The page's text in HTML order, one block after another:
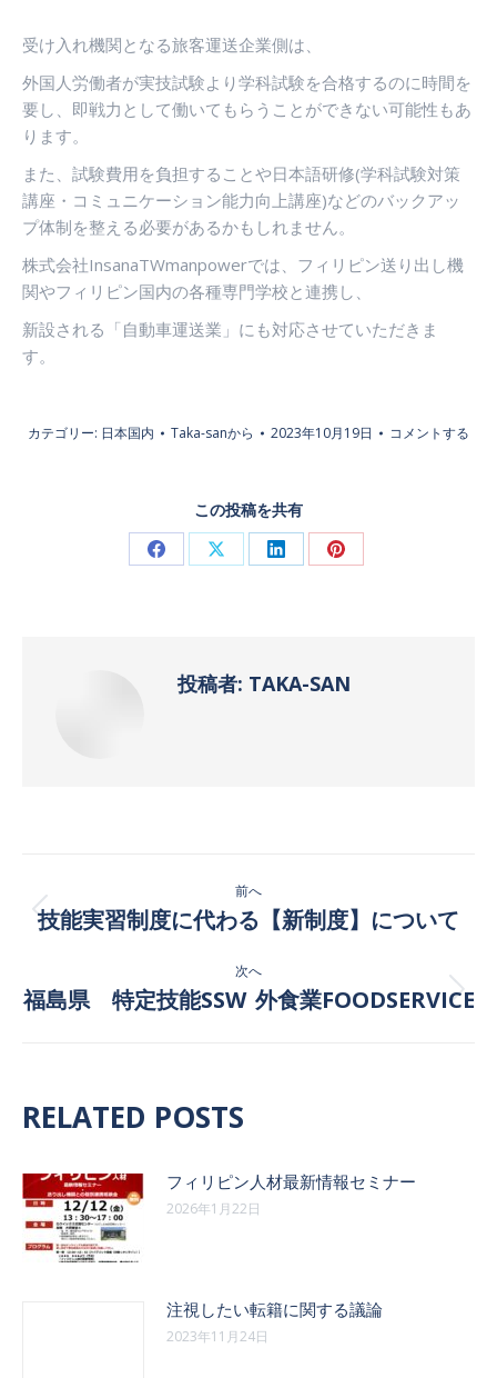
受け入れ機関となる旅客運送企業側は、
外国人労働者が実技試験より学科試験を合格するのに時間を
要し、即戦力として働いてもらうことができない可能性もあ
ります。
また、試験費用を負担することや日本語研修(学科試験対策
講座・コミュニケーション能力向上講座)などのバックアッ
プ体制を整える必要があるかもしれません。
株式会社InsanaTWmanpowerでは、フィリピン送り出し機
関やフィリピン国内の各種専門学校と連携し、
新設される「自動車運送業」にも対応させていただきま
す。
カテゴリー: 日本国内 Taka-sanから 2023年10月19日 コメントする
この投稿を共有
Facebook
X
LinkedInPinterest
投稿者: TAKA-SAN
稿
ビ
ー
シ
ョ
ン
前へ
前
投
稿:
技能実習制度に代わる【新制度】について
次へ
次
福島県 特定技能SSW 外食業FOODSERVICE
RELATED POSTS
フィリピン人材最新情報セミナー
2026年1月22日
注視したい転籍に関する議論
2023年11月24日